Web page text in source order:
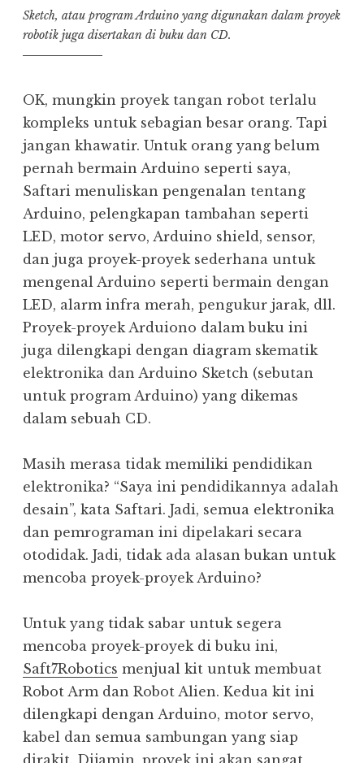
Sketch, atau program Arduino yang digunakan dalam proyek
robotik juga disertakan di buku dan CD.
OK, mungkin proyek tangan robot terlalu
kompleks untuk sebagian besar orang. Tapi
jangan khawatir. Untuk orang yang belum
pernah bermain Arduino seperti saya,
Saftari menuliskan pengenalan tentang
Arduino, pelengkapan tambahan seperti
LED, motor servo, Arduino shield, sensor,
dan juga proyek-proyek sederhana untuk
mengenal Arduino seperti bermain dengan
LED, alarm infra merah, pengukur jarak, dll.
Proyek-proyek Arduiono dalam buku ini
juga dilengkapi dengan diagram skematik
elektronika dan Arduino Sketch (sebutan
untuk program Arduino) yang dikemas
dalam sebuah CD.
Masih merasa tidak memiliki pendidikan
elektronika? “Saya ini pendidikannya adalah
desain”, kata Saftari. Jadi, semua elektronika
dan pemrograman ini dipelakari secara
otodidak. Jadi, tidak ada alasan bukan untuk
mencoba proyek-proyek Arduino?
Untuk yang tidak sabar untuk segera
mencoba proyek-proyek di buku ini,
Saft7Robotics menjual kit untuk membuat
Robot Arm dan Robot Alien. Kedua kit ini
dilengkapi dengan Arduino, motor servo,
kabel dan semua sambungan yang siap
dirakit. Dijamin, proyek ini akan sangat